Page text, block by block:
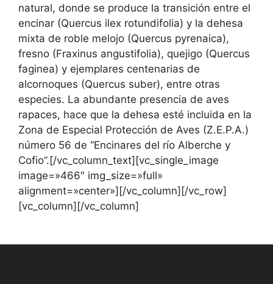
natural, donde se produce la transición entre el
encinar (Quercus ilex rotundifolia) y la dehesa
mixta de roble melojo (Quercus pyrenaica),
fresno (Fraxinus angustifolia), quejigo (Quercus
faginea) y ejemplares centenarias de
alcornoques (Quercus suber), entre otras
especies. La abundante presencia de aves
rapaces, hace que la dehesa esté incluida en la
Zona de Especial Protección de Aves (Z.E.P.A.)
número 56 de “Encinares del río Alberche y
Cofio”.[/vc_column_text][vc_single_image
image=»466″ img_size=»full»
alignment=»center»][/vc_column][/vc_row]
[vc_column][/vc_column]